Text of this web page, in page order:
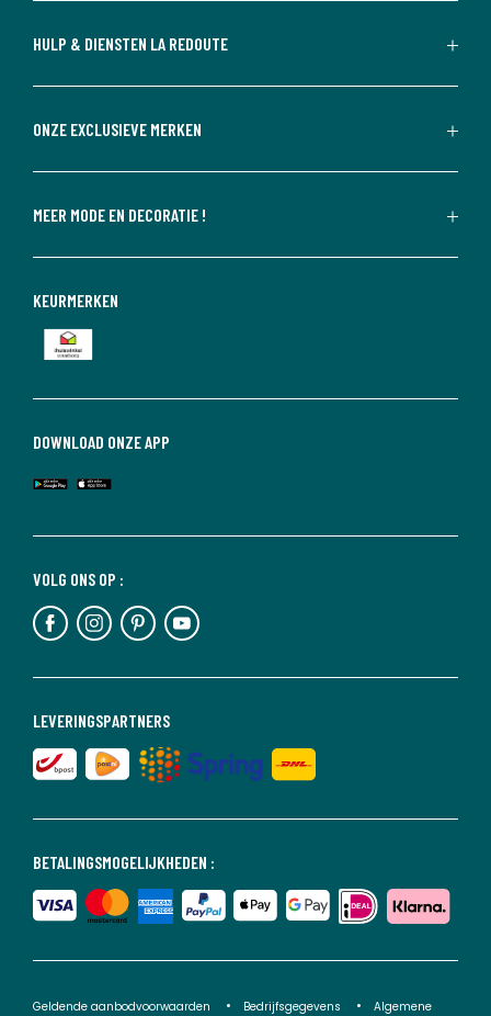
HULP & DIENSTEN LA REDOUTE
ONZE EXCLUSIEVE MERKEN
MEER MODE EN DECORATIE !
BETALINGSMOGELIJKHEDEN :
LEVERINGSPARTNERS
VOLG ONS OP :
DOWNLOAD ONZE APP
KEURMERKEN
Geldende aanbodvoorwaarden Bedrijfsgegevens Algemene